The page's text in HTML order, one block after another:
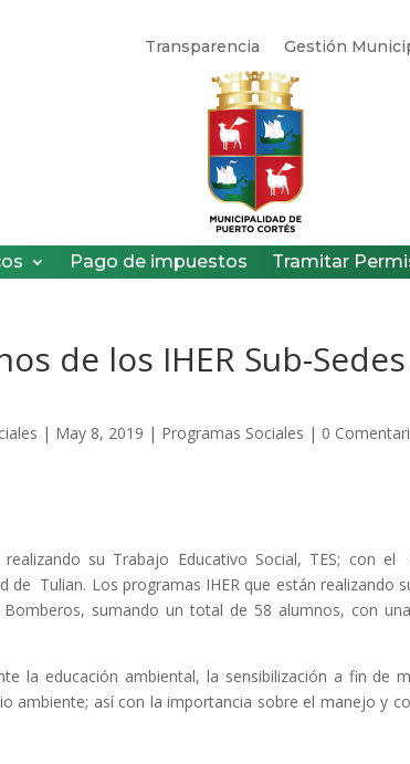
Transparencia Gestión
Pago de impuestos Tramitar
de los IHER Sub-
| May 8, 2019 | Programas Sociales | 0
su Trabajo Educativo Social, TES; con
de Tulian. Los programas IHER que están realizando
sumando un total de 58 alumnos, con
la educación ambiental, la sensibilización a fin de
ambiente; así con la importancia sobre el manejo y